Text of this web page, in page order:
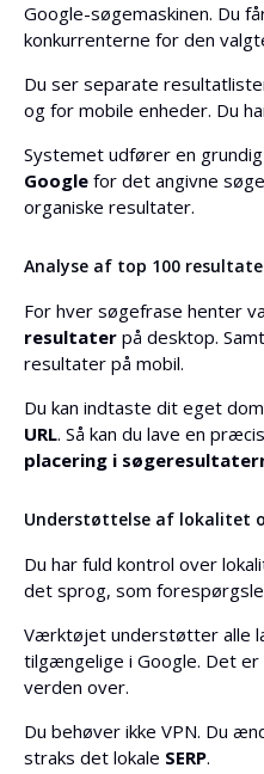
Google-søgemaskinen. Du
konkurrenterne for den
Du ser separate
og for mobile enheder. Du
Systemet udfører en grundig
Google for det angivne
organiske resultater.
Analyse af top 100
For hver søgefrase henter
resultater på desktop.
resultater på mobil.
Du kan indtaste dit eget
URL. Så kan du lave en præcis
placering i
Understøttelse af lokalitet
Du har fuld kontrol over
det sprog, som
Værktøjet understøtter alle
tilgængelige i Google. Det
verden over.
Du behøver ikke VPN. Du
straks det lokale SERP.